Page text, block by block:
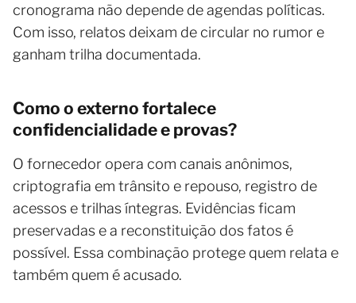
cronograma não depende de agendas políticas.
Com isso, relatos deixam de circular no rumor e
ganham trilha documentada.
Como o externo fortalece
confidencialidade e provas?
O fornecedor opera com canais anônimos,
criptografia em trânsito e repouso, registro de
acessos e trilhas íntegras. Evidências ficam
preservadas e a reconstituição dos fatos é
possível. Essa combinação protege quem relata e
também quem é acusado.